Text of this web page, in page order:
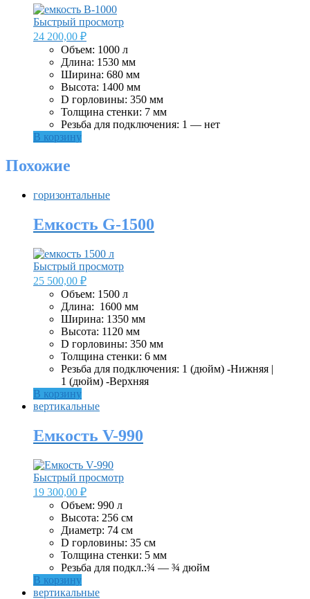
Быстрый просмотр
24 200,00 ₽
Объем: 1000 л
Длина: 1530 мм
Ширина: 680 мм
Высота: 1400 мм
D горловины: 350 мм
Толщина стенки: 7 мм
Резьба для подключения: 1 — нет
В корзину
Похожие
горизонтальные
Емкость G-1500
Быстрый просмотр
25 500,00 ₽
Объем: 1500 л
Длина: 1600 мм
Ширина: 1350 мм
Высота: 1120 мм
D горловины: 350 мм
Толщина стенки: 6 мм
Резьба для подключения: 1 (дюйм) -Нижняя |
1 (дюйм) -Верхняя
В корзину
вертикальные
Емкость V-990
Быстрый просмотр
19 300,00 ₽
Объем: 990 л
Высота: 256 см
Диаметр: 74 см
D горловины: 35 см
Толщина стенки: 5 мм
Резьба для подкл.:¾ — ¾ дюйм
В корзину
вертикальные